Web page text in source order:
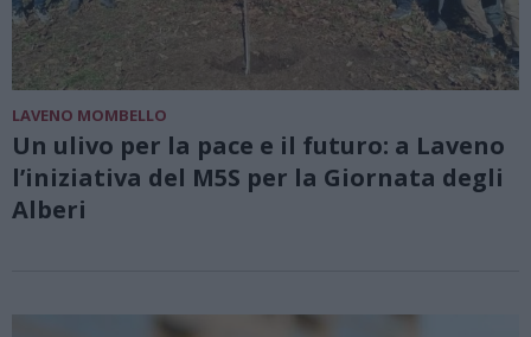
LAVENO MOMBELLO
Un ulivo per la pace e il futuro: a Laveno
l’iniziativa del M5S per la Giornata degli
Alberi